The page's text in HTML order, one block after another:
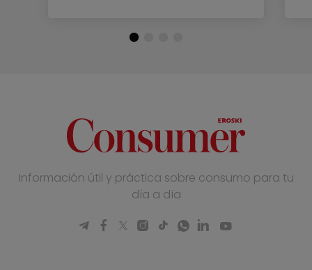
Información útil y práctica sobre consumo para tu
día a día